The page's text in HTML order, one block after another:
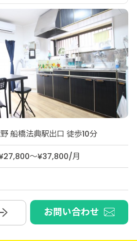
船橋法典駅出口 徒歩10分
～¥37,800/月
お問い合わせ